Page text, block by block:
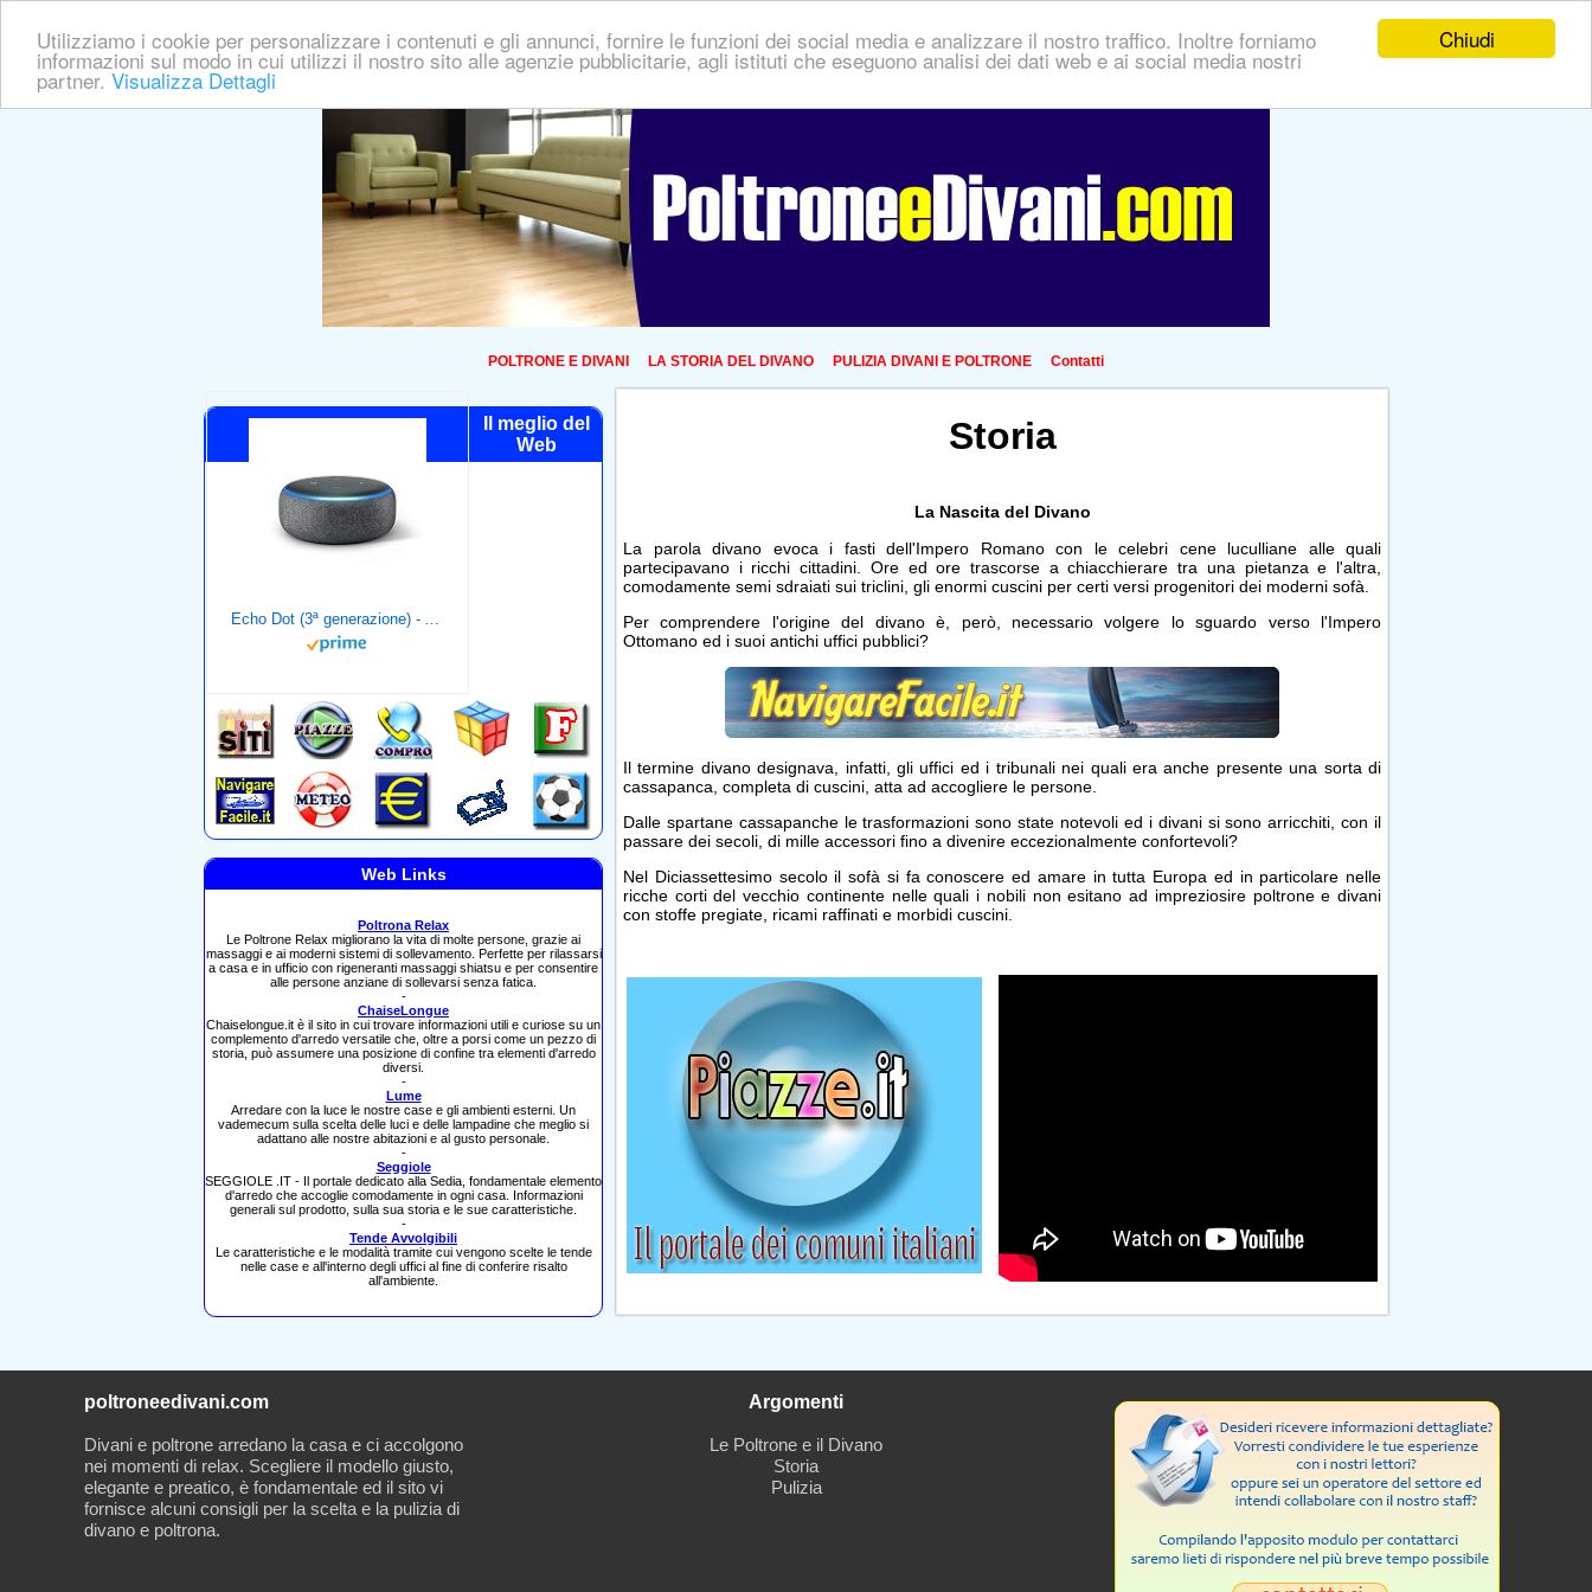
Chiudi
Utilizziamo i cookie per personalizzare i contenuti e gli annunci, fornire le funzioni dei social media e analizzare il nostro traffico. Inoltre forniamo
informazioni sul modo in cui utilizzi il nostro sito alle agenzie pubblicitarie, agli istituti che eseguono analisi dei dati web e ai social media nostri
partner. Visualizza Dettagli
POLTRONE E DIVANI LA STORIA DEL DIVANO PULIZIA DIVANI E POLTRONE Contatti
Echo Dot (3ª generazione) - Altoparlante intelligente con integrazione Alexa - Tessuto antracite
Il meglio del
Web
Web Links
Poltrona Relax
Le Poltrone Relax migliorano la vita di molte persone, grazie ai
massaggi e ai moderni sistemi di sollevamento. Perfette per rilassarsi
a casa e in ufficio con rigeneranti massaggi shiatsu e per consentire
alle persone anziane di sollevarsi senza fatica.
-
ChaiseLongue
Chaiselongue.it è il sito in cui trovare informazioni utili e curiose su un
complemento d'arredo versatile che, oltre a porsi come un pezzo di
storia, può assumere una posizione di confine tra elementi d'arredo
diversi.
-
Lume
Arredare con la luce le nostre case e gli ambienti esterni. Un
vademecum sulla scelta delle luci e delle lampadine che meglio si
adattano alle nostre abitazioni e al gusto personale.
-
Seggiole
SEGGIOLE .IT - Il portale dedicato alla Sedia, fondamentale elemento
d'arredo che accoglie comodamente in ogni casa. Informazioni
generali sul prodotto, sulla sua storia e le sue caratteristiche.
-
Tende Avvolgibili
Le caratteristiche e le modalità tramite cui vengono scelte le tende
nelle case e all'interno degli uffici al fine di conferire risalto
all'ambiente.
Storia
La Nascita del Divano
La parola divano evoca i fasti dell'Impero Romano con le celebri cene luculliane alle quali
partecipavano i ricchi cittadini. Ore ed ore trascorse a chiacchierare tra una pietanza e l'altra,
comodamente semi sdraiati sui triclini, gli enormi cuscini per certi versi progenitori dei moderni sofà.
Per comprendere l'origine del divano è, però, necessario volgere lo sguardo verso l'Impero
Ottomano ed i suoi antichi uffici pubblici?
Il termine divano designava, infatti, gli uffici ed i tribunali nei quali era anche presente una sorta di
cassapanca, completa di cuscini, atta ad accogliere le persone.
Dalle spartane cassapanche le trasformazioni sono state notevoli ed i divani si sono arricchiti, con il
passare dei secoli, di mille accessori fino a divenire eccezionalmente confortevoli?
Nel Diciassettesimo secolo il sofà si fa conoscere ed amare in tutta Europa ed in particolare nelle
ricche corti del vecchio continente nelle quali i nobili non esitano ad impreziosire poltrone e divani
con stoffe pregiate, ricami raffinati e morbidi cuscini.
poltroneedivani.com
Divani e poltrone arredano la casa e ci accolgono
nei momenti di relax. Scegliere il modello giusto,
elegante e preatico, è fondamentale ed il sito vi
fornisce alcuni consigli per la scelta e la pulizia di
divano e poltrona.
Argomenti
Le Poltrone e il Divano
Storia
Pulizia